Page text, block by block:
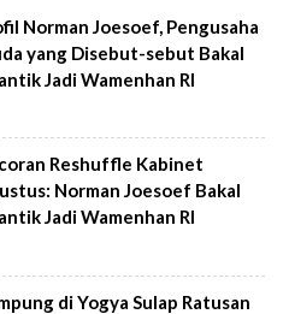
Norman Joesoef, Pengusaha
yang Disebut-sebut Bakal
Jadi Wamenhan RI
Reshuffle Kabinet
Norman Joesoef Bakal
Jadi Wamenhan RI
di Yogya Sulap Ratusan